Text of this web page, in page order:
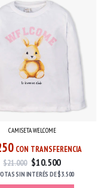
CAMISETA WELCOME
CON TRANSFERENCIA
$21.000 $10.500
SIN INTERÉS DE$3.500